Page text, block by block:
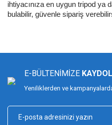
ihtiyacınıza en uygun tripod ya
bulabilir, güvenle sipariş
E-BÜLTENİMİZE
Yeniliklerden ve